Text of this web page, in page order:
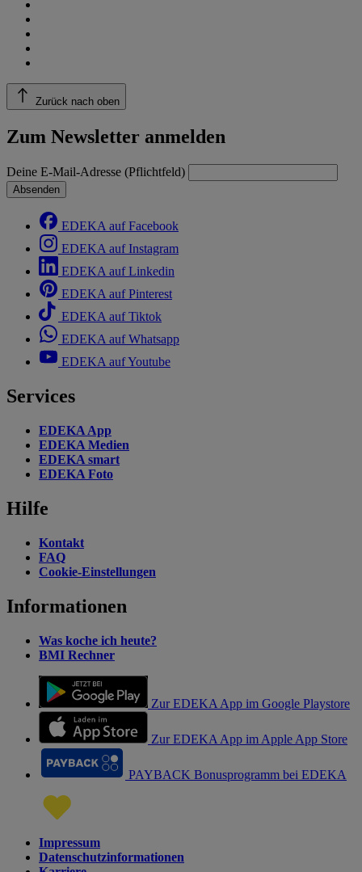
Zurück nach oben
Zum Newsletter anmelden
Deine E-Mail-Adresse (Pflichtfeld)
Absenden
EDEKA auf Facebook
EDEKA auf Instagram
EDEKA auf Linkedin
EDEKA auf Pinterest
EDEKA auf Tiktok
EDEKA auf Whatsapp
EDEKA auf Youtube
Services
EDEKA App
EDEKA Medien
EDEKA smart
EDEKA Foto
Hilfe
Kontakt
FAQ
Cookie-Einstellungen
Informationen
Was koche ich heute?
BMI Rechner
Zur EDEKA App im Google Playstore
Zur EDEKA App im Apple App Store
PAYBACK Bonusprogramm bei EDEKA
Impressum
Datenschutzinformationen